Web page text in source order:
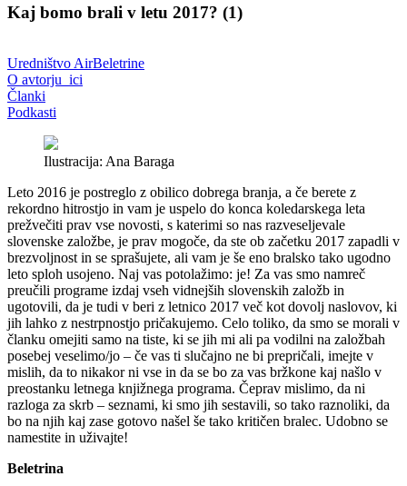
Kaj bomo brali v letu 2017? (1)
Uredništvo AirBeletrine
O avtorju_ici
Članki
Podkasti
Ilustracija: Ana Baraga
Leto 2016 je postreglo z obilico dobrega branja, a če berete z
rekordno hitrostjo in vam je uspelo do konca koledarskega leta
prežvečiti prav vse novosti, s katerimi so nas razveseljevale
slovenske založbe, je prav mogoče, da ste ob začetku 2017 zapadli v
brezvoljnost in se sprašujete, ali vam je še eno bralsko tako ugodno
leto sploh usojeno. Naj vas potolažimo: je! Za vas smo namreč
preučili programe izdaj vseh vidnejših slovenskih založb in
ugotovili, da je tudi v beri z letnico 2017 več kot dovolj naslovov, ki
jih lahko z nestrpnostjo pričakujemo. Celo toliko, da smo se morali v
članku omejiti samo na tiste, ki se jih mi ali pa vodilni na založbah
posebej veselimo/jo – če vas ti slučajno ne bi prepričali, imejte v
mislih, da to nikakor ni vse in da se bo za vas bržkone kaj našlo v
preostanku letnega knjižnega programa. Čeprav mislimo, da ni
razloga za skrb – seznami, ki smo jih sestavili, so tako raznoliki, da
bo na njih kaj zase gotovo našel še tako kritičen bralec. Udobno se
namestite in uživajte!
Beletrina